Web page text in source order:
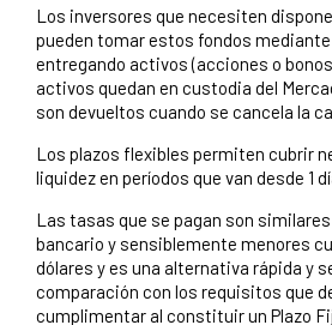
Los inversores que necesiten
pueden tomar estos fondos
entregando activos (acciones o
activos quedan en custodia del
son devueltos cuando se cancela la
Los plazos flexibles permiten cubrir
liquidez en períodos que van desde 1
Las tasas que se pagan son similares
bancario y sensiblemente menores
dólares y es una alternativa rápida y
comparación con los requisitos que
cumplimentar al constituir un Plazo